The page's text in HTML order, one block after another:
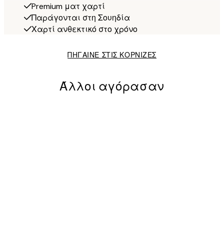
Premium ματ χαρτί
Παράγονται στη Σουηδία
Χαρτί ανθεκτικό στο χρόνο
ΠΗΓΑΙΝΕ ΣΤΙΣ ΚΟΡΝΙΖΕΣ
Άλλοι αγόρασαν